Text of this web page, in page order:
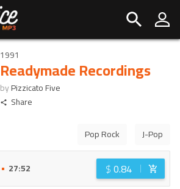
1991
Readymade Recordings
byPizzicato Five
Share
Pop Rock J-Pop
27:52 $0.84